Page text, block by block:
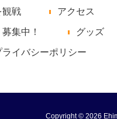
観戦 アクセス
募集中！ グッズ
ライバシーポリシー
Copyright © 2026